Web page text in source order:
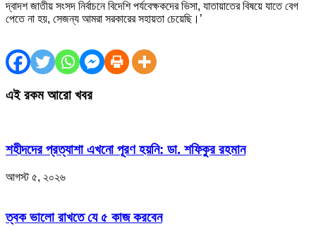
দ্বাদশ জাতীয় সংসদ নির্বাচনে বিদেশি পর্যবেক্ষকদের ভিসা, যাতায়াতের বিষয়ে যাতে বেগ
পেতে না হয়, সেজন্য আমরা সরকারের সহায়তা চেয়েছি।’
এই রকম আরো খবর
শহীদদের প্রত্যাশা এখনো পূরণ হয়নি: ডা. শফিকুর রহমান
আগস্ট ৫, ২০২৬
ত্বক ভালো রাখতে যে ৫ কাজ করবেন